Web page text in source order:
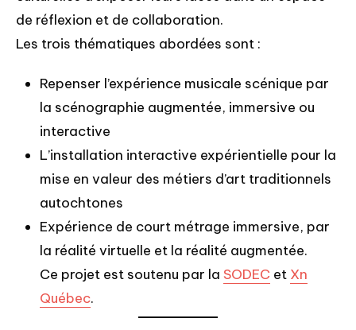
de réflexion et de collaboration.
Les trois thématiques abordées sont :
Repenser l’expérience musicale scénique par
la scénographie augmentée, immersive ou
interactive
L’installation interactive expérientielle pour la
mise en valeur des métiers d’art traditionnels
autochtones
Expérience de court métrage immersive, par
la réalité virtuelle et la réalité augmentée.
Ce projet est soutenu par la SODEC et Xn
Québec.